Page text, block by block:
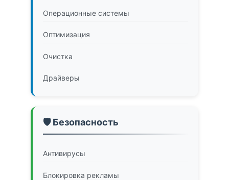
Операционные системы
Оптимизация
Очистка
Драйверы
🛡️ Безопасность
Антивирусы
Блокировка рекламы